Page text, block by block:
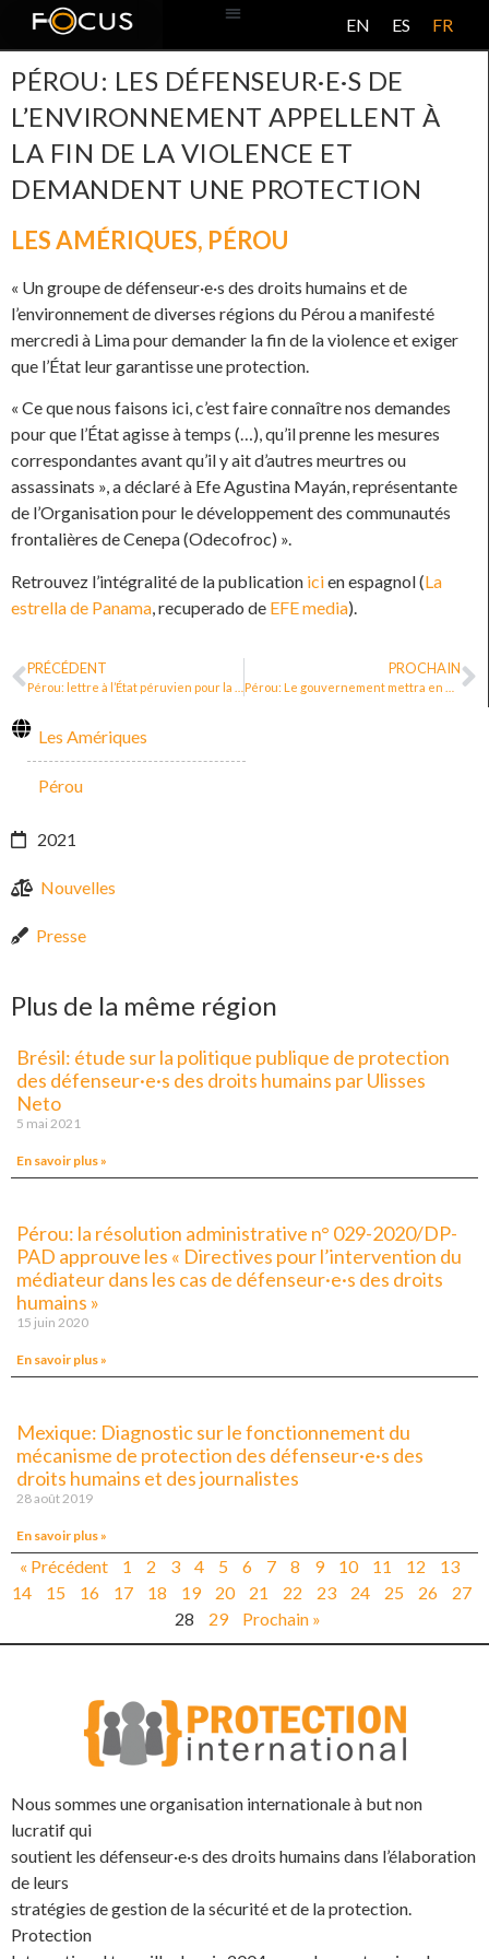
EN ES FR
PÉROU: LES DÉFENSEUR·E·S DE
L’ENVIRONNEMENT APPELLENT À
LA FIN DE LA VIOLENCE ET
DEMANDENT UNE PROTECTION
LES AMÉRIQUES, PÉROU
« Un groupe de défenseur·e·s des droits humains et de
l’environnement de diverses régions du Pérou a manifesté
mercredi à Lima pour demander la fin de la violence et exiger
que l’État leur garantisse une protection.
« Ce que nous faisons ici, c’est faire connaître nos demandes
pour que l’État agisse à temps (…), qu’il prenne les mesures
correspondantes avant qu’il y ait d’autres meurtres ou
assassinats », a déclaré à Efe Agustina Mayán, représentante
de l’Organisation pour le développement des communautés
frontalières de Cenepa (Odecofroc) ».
Retrouvez l’intégralité de la publication icien espagnol (La
estrella de Panama , recuperado de EFE media).
PRÉCÉDENT PROCHAIN
Les Amériques
Pérou
2021
Nouvelles
Presse
Plus de la même région
Brésil: étude sur la politique publique de protection
des défenseur·e·s des droits humains par Ulisses
Neto
5 mai 2021
En savoir plus »
Pérou: la résolution administrative n° 029-2020/DP-
PAD approuve les « Directives pour l’intervention du
médiateur dans les cas de défenseur·e·s des droits
humains »
15 juin 2020
En savoir plus »
Mexique: Diagnostic sur le fonctionnement du
mécanisme de protection des défenseur·e·s des
droits humains et des journalistes
28 août 2019
En savoir plus »
« Précédent 1 2 3 4 5 6 7 8 9 10 11 12
13
14
15 16 17 18 19 20 21 22 23 24 25 26
27
28
29 Prochain »
Nous sommes une organisation internationale à but non
lucratif qui
soutient les défenseur·e·s des droits humains dans l’élaboration
de leurs
stratégies de gestion de la sécurité et de la protection.
Protection